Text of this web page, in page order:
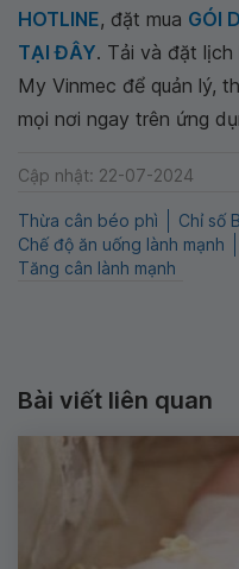
HOTLINE, đặt mua GÓI
TẠI ĐÂY. Tải và đặt
My Vinmec để quản lý,
mọi nơi ngay trên ứng
Cập nhật: 22-07-2024
Thừa cân béo phì Chỉ số
Chế độ ăn uống lành mạnh
Tăng cân lành mạnh
Bài viết liên quan